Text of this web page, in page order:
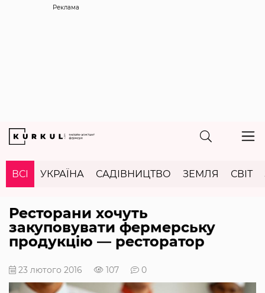
Реклама
ВСІ УКРАЇНА САДІВНИЦТВО ЗЕМЛЯ СВІТ
Ресторани хочуть
закуповувати фермерську
продукцію — ресторатор
23 лютого 2016 107 0